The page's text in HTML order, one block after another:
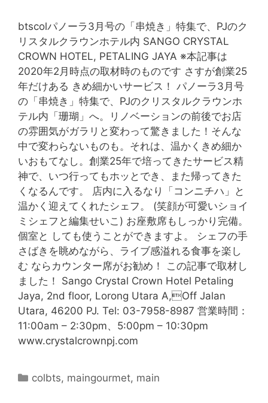
btscolパノーラ3月号の「串焼き」特集で、PJのク
リスタルクラウンホテル内 SANGO CRYSTAL
CROWN HOTEL, PETALING JAYA ※本記事は
2020年2月時点の取材時のものです さすが創業25
年だけある きめ細かいサービス！ パノーラ3月号
の「串焼き」特集で、PJのクリスタルクラウンホ
テル内「珊瑚」へ。リノベーションの前後でお店
の雰囲気がガラリと変わって驚きました！そんな
中で変わらないものも。それは、温かくきめ細か
いおもてなし。創業25年で培ってきたサービス精
神で、いつ行ってもホッとでき、また帰ってきた
くなるんです。 店内に入るなり「コンニチハ」と
温かく迎えてくれたシェフ。 (笑顔が可愛いショイ
ミシェフと編集せいこ) お座敷席もしっかり完備。
個室と しても使うことができますよ。 シェフの手
さばきを眺めながら、ライブ感溢れる食事を楽し
む ならカウンター席がお勧め！ この記事で取材し
ました！ Sango Crystal Crown Hotel Petaling
Jaya, 2nd floor, Lorong Utara A,Off Jalan
Utara, 46200 PJ. Tel: 03-7958-8987 営業時間：
11:00am – 2:30pm、5:00pm – 10:30pm
www.crystalcrownpj.com
colbts, maingourmet, main